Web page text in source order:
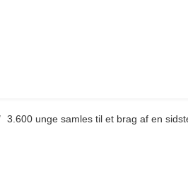
3.600 unge samles til et brag af en